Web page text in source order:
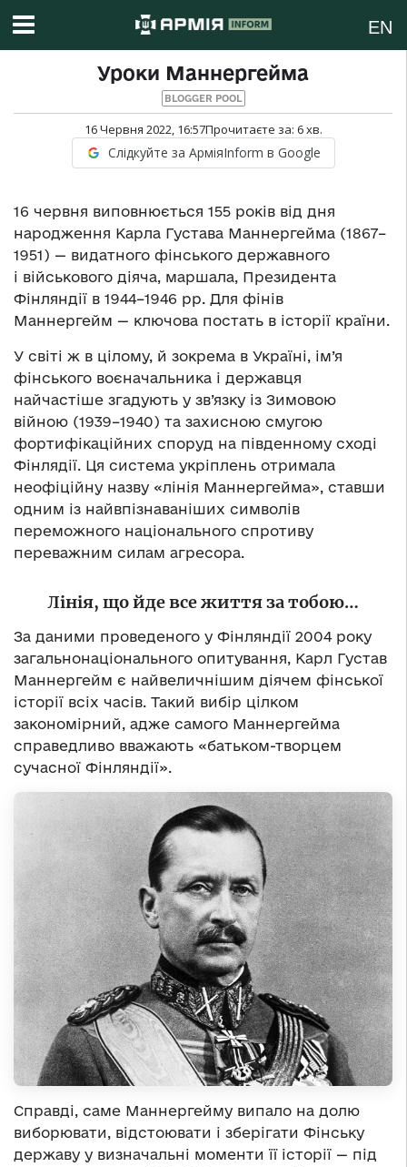
EN
Уроки Маннергейма
BLOGGER POOL
16 Червня 2022, 16:57Прочитаєте за: 6хв.
Слідкуйте за АрміяInform в Google
16 червня виповнюється 155 років від дня
народження Карла Густава Маннергейма (1867–
1951) — видатного фінського державного
і військового діяча, маршала, Президента
Фінляндії в 1944–1946 рр. Для фінів
Маннергейм — ключова постать в історії країни.
У світі ж в цілому, й зокрема в Україні, ім’я
фінського воєначальника і державця
найчастіше згадують у зв’язку із Зимовою
війною (1939–1940) та захисною смугою
фортифікаційних споруд на південному сході
Фінлядії. Ця система укріплень отримала
неофіційну назву «лінія Маннергейма», ставши
одним із найвпізнаваніших символів
переможного національного спротиву
переважним силам агресора.
Лінія, що йде все життя за тобою…
За даними проведеного у Фінляндії 2004 року
загальнонаціонального опитування, Карл Густав
Маннергейм є найвеличнішим діячем фінської
історії всіх часів. Такий вибір цілком
закономірний, адже самого Маннергейма
справедливо вважають «батьком-творцем
сучасної Фінляндії».
Справді, саме Маннергейму випало на долю
виборювати, відстоювати і зберігати Фінську
державу у визначальні моменти її історії — під